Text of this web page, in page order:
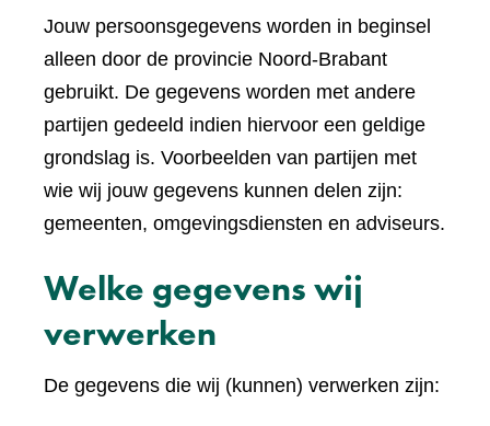
Jouw persoonsgegevens worden in beginsel
alleen door de provincie Noord-Brabant
gebruikt. De gegevens worden met andere
partijen gedeeld indien hiervoor een geldige
grondslag is. Voorbeelden van partijen met
wie wij jouw gegevens kunnen delen zijn:
gemeenten, omgevingsdiensten en adviseurs.
Welke gegevens wij
verwerken
De gegevens die wij (kunnen) verwerken zijn: